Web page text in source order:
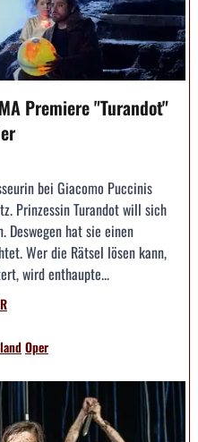
Premiere "Turandot"
bei Giacomo Puccinis
Prinzessin Turandot will sich
hat sie einen
Wer die Rätsel lösen kann,
wird enthaupte...
Oper